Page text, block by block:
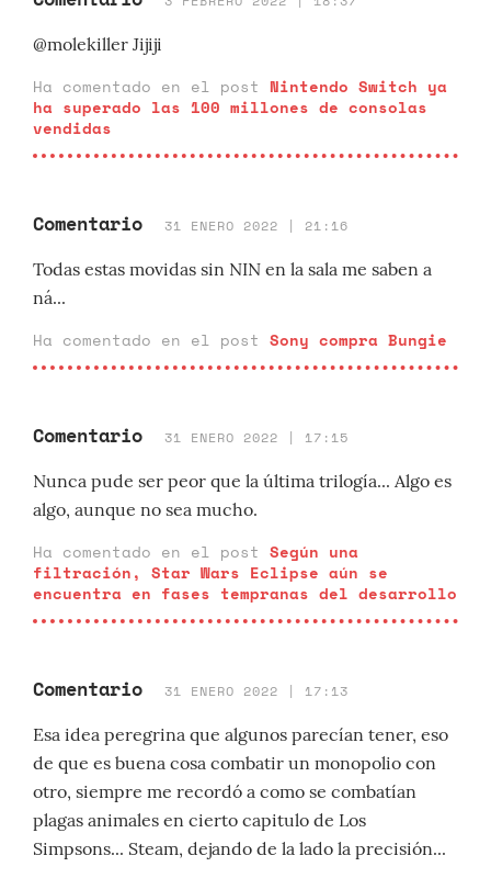
@molekiller Jijiji
Ha comentado en el post Nintendo Switch ya
ha superado las 100 millones de consolas
vendidas
Comentario 31 ENERO 2022 | 21:16
Todas estas movidas sin NIN en la sala me saben a
ná...
Ha comentado en el post Sony compra Bungie
Comentario 31 ENERO 2022 | 17:15
Nunca pude ser peor que la última trilogía... Algo es
algo, aunque no sea mucho.
Ha comentado en el post Según una
filtración, Star Wars Eclipse aún se
encuentra en fases tempranas del desarrollo
Comentario 31 ENERO 2022 | 17:13
Esa idea peregrina que algunos parecían tener, eso
de que es buena cosa combatir un monopolio con
otro, siempre me recordó a como se combatían
plagas animales en cierto capitulo de Los
Simpsons... Steam, dejando de la lado la precisión...